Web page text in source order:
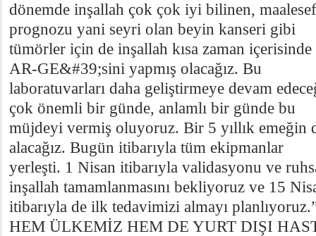
dönemde inşallah çok çok iyi bilinen,
prognozu yani seyri olan beyin kanseri gibi
tümörler için de inşallah kısa zaman
AR-GE&#39;sini yapmış olacağız. Bu
laboratuvarları daha geliştirmeye devam
çok önemli bir günde, anlamlı bir günde bu
müjdeyi vermiş oluyoruz. Bir 5 yıllık emeğin
alacağız. Bugün itibarıyla tüm ekipmanlar
yerleşti. 1 Nisan itibarıyla validasyonu ve
inşallah tamamlanmasını bekliyoruz ve 15
itibarıyla de ilk tedavimizi almayı
HEM ÜLKEMİZ HEM DE YURT DIŞI